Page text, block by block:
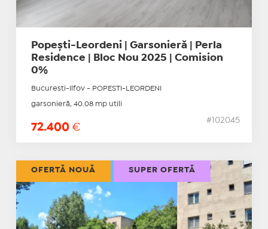
Popești-Leordeni | Garsonieră | Perla
Residence | Bloc Nou 2025 | Comision
0%
Bucuresti-Ilfov - POPESTI-LEORDENI
garsonieră, 40.08 mp utili
72.400 €
#102045
OFERTĂ NOUĂ SUPER OFERTĂ